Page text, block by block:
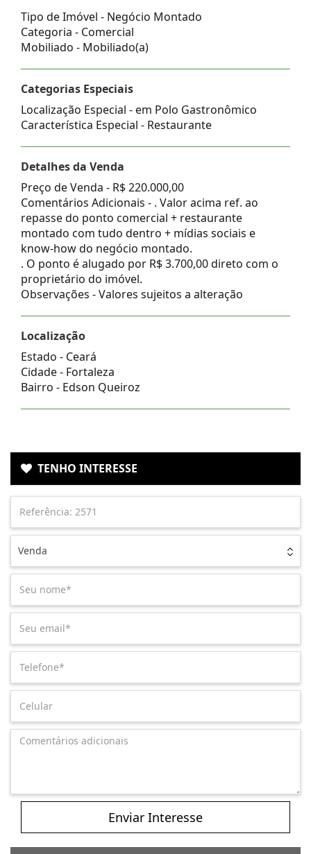
Tipo de Imóvel - Negócio Montado
Categoria - Comercial
Mobiliado - Mobiliado(a)
Categorias Especiais
Localização Especial - em Polo Gastronômico
Característica Especial - Restaurante
Detalhes da Venda
Preço de Venda - R$ 220.000,00
Comentários Adicionais - . Valor acima ref. ao
repasse do ponto comercial + restaurante
montado com tudo dentro + mídias sociais e
know-how do negócio montado.
. O ponto é alugado por R$ 3.700,00 direto com o
proprietário do imóvel.
Observações - Valores sujeitos a alteração
Localização
Estado - Ceará
Cidade - Fortaleza
Bairro - Edson Queiroz
TENHO INTERESSE
Venda
Enviar Interesse